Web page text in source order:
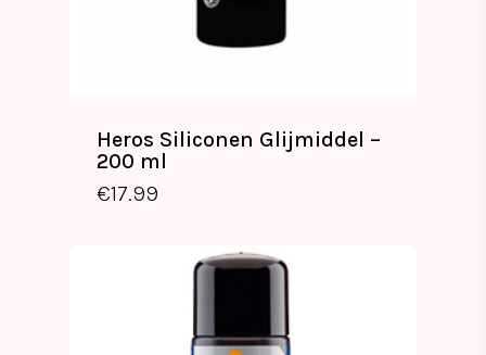
Heros Siliconen Glijmiddel –
200 ml
€17.99